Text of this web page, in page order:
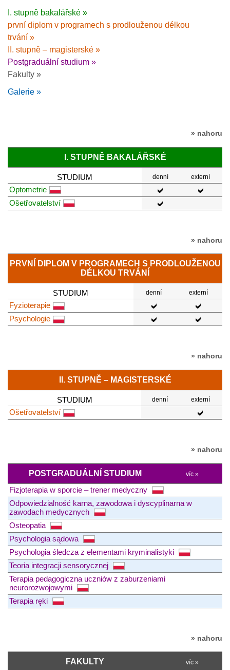
I. stupně bakalářské »
první diplom v programech s prodlouženou délkou
trvání »
II. stupně – magisterské »
Postgraduální studium »
Fakulty »
Galerie »
» nahoru
I. STUPNĚ BAKALÁŘSKÉ
STUDIUM denní externí
Optometrie
Ošetřovatelství
» nahoru
PRVNÍ DIPLOM V PROGRAMECH S PRODLOUŽENOU
DÉLKOU TRVÁNÍ
STUDIUM denní externí
Fyzioterapie
Psychologie
» nahoru
II. STUPNĚ – MAGISTERSKÉ
STUDIUM denní externí
Ošetřovatelství
» nahoru
POSTGRADUÁLNÍ STUDIUM víc »
Fizjoterapia w sporcie – trener medyczny
Odpowiedzialność karna, zawodowa i dyscyplinarna w
zawodach medycznych
Osteopatia
Psychologia sądowa
Psychologia śledcza z elementami kryminalistyki
Teoria integracji sensorycznej
Terapia pedagogiczna uczniów z zaburzeniami
neurorozwojowymi
Terapia ręki
» nahoru
FAKULTY víc »